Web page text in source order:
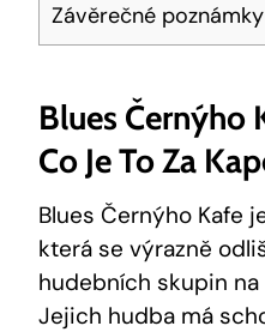
Závěrečné poznámky
Blues Černýho
Co Je To Za
Blues Černýho Kafe
která se výrazně
hudebních skupin
Jejich hudba má